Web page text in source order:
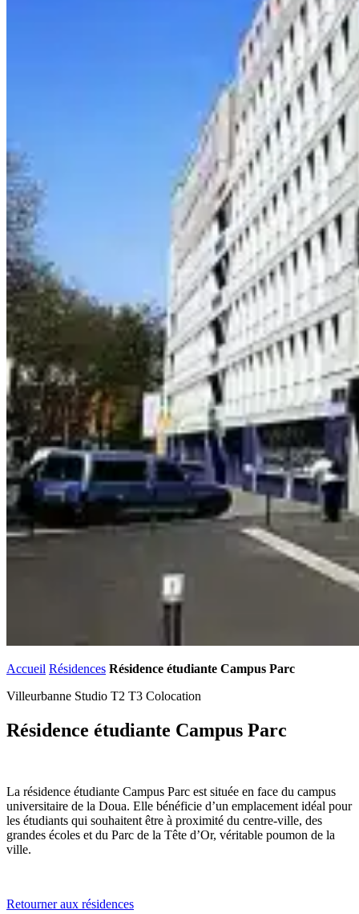
Accueil Résidences Résidence étudiante Campus Parc
Villeurbanne Studio T2 T3 Colocation
Résidence étudiante Campus Parc
La résidence étudiante Campus Parc est située en face du campus
universitaire de la Doua. Elle bénéficie d’un emplacement idéal pour
les étudiants qui souhaitent être à proximité du centre-ville, des
grandes écoles et du Parc de la Tête d’Or, véritable poumon de la
ville.
Retourner aux résidences